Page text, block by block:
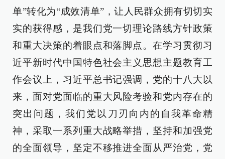
单”转化为“成效清单”，让人民群众拥有切切实
实的获得感，是我们党一切理论路线方针政策
和重大决策的着眼点和落脚点。在学习贯彻习
近平新时代中国特色社会主义思想主题教育工
作会议上，习近平总书记强调，党的十八大以
来，面对党面临的重大风险考验和党内存在的
突出问题，我们党以刀刃向内的自我革命精
神，采取一系列重大战略举措，坚持和加强党
的全面领导，坚定不移推进全面从严治党，党